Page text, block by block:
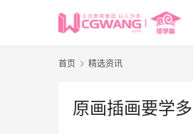
首页 精选资讯
原画插画要学